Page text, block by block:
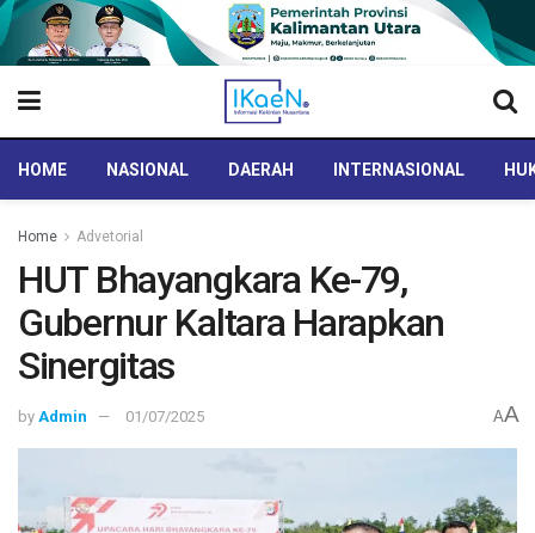
HOME NASIONAL DAERAH INTERNASIONAL
Home Advetorial
HUT Bhayangkara Ke-79,
Gubernur Kaltara Harapkan
Sinergitas
by Admin 01/07/2025 AA